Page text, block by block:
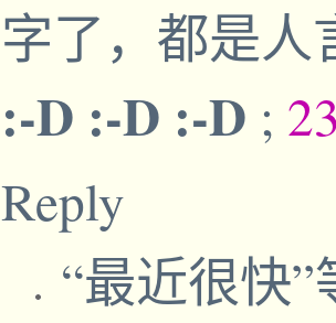
字了，都是
:-D :-D :-D ;
Reply
“最近很快